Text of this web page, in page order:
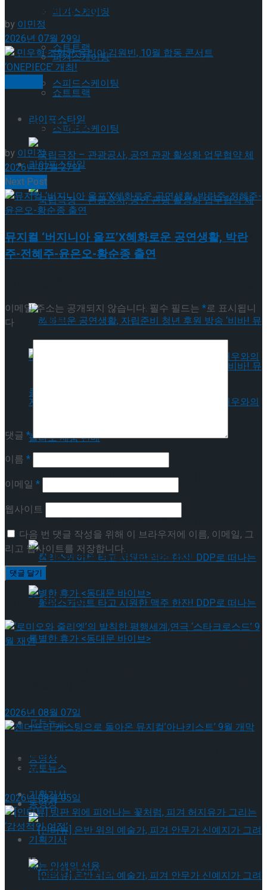
피겨스케이팅
쇼트트랙
스피드스케이팅
라이프스타일
국립극장 – 관광공사, 공연 관광 활성화 업무협
혜화로운 공연생활, 자립준비 청년 후원 방송
‘비바! 뮤지컬’ 진행 … 김지훈, 신성민, 윤소호 등
뮤지컬 배우와의 콜라보 제품 판매
롤러스케이트 타고 시원한 맥주 한잔! DDP로 떠
포토뉴스
동영상
기획기사
Trending Tags
피겨스케이팅
쇼트트랙
스피드스케이팅
라이프스타일
약 체결
혜화로운 공연생활, 자립준비 청년 후원 방송
‘비바! 뮤지컬’ 진행 … 김지훈, 신성민, 윤소호 등
뮤지컬 배우와의 콜라보 제품 판매
나는 특별한 휴가 <동대문 바이브>
포토뉴스
동영상
기획기사
by이민정
2026년 07월 29일
‘ONEPIECE’ 개최!
by이민정
2026년 07월 27일
Next Post
뮤지컬 ‘버지니아 울프’X혜화로운 공연생활, 박란
주-전혜주-윤은오-황순종 출연
이메일 주소는 공개되지 않습니다. 필수 필드는 *로 표시됩니
다
댓글 *
이름 *
이메일 *
웹사이트
다음 번 댓글 작성을 위해 이 브라우저에 이름, 이메일, 그
리고 웹사이트를 저장합니다.
이번주 인기뉴스
2026년 08월 07일
젠더프리 캐스팅으로 돌아온 뮤지컬’아나키스트’ 9
월 개막
2026년 08월 05일
[인터뷰] 빙판 위에 피어나는 꽃처럼, 피겨 허지유가
그리는 ‘감성적인 여정’